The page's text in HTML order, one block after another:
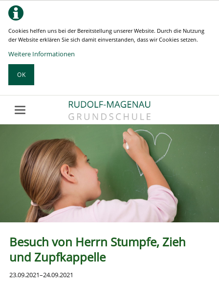
Cookies helfen uns bei der Bereitstellung unserer Website. Durch die Nutzung
der Website erklären Sie sich damit einverstanden, dass wir Cookies setzen.
Weitere Informationen
OK
Besuch von Herrn Stumpfe, Zieh
und Zupfkappelle
23.09.2021–24.09.2021